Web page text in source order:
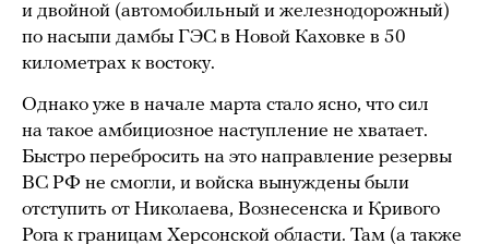
и двойной (автомобильный и железнодорожный)
по насыпи дамбы ГЭС в Новой Каховке в 50
километрах к востоку.
Однако уже в начале марта стало ясно, что сил
на такое амбициозное наступление не хватает.
Быстро перебросить на это направление резервы
ВС РФ не смогли, и войска вынуждены были
отступить от Николаева, Вознесенска и Кривого
Рога к границам Херсонской области. Там (а также